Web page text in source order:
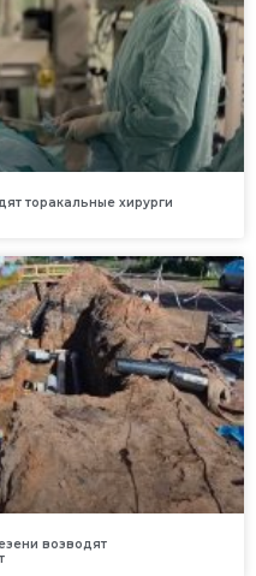
торакальные хирурги
возводят